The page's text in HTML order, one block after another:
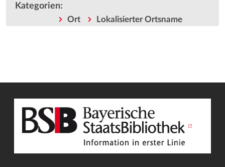
Kategorien:
Ort Lokalisierter Ortsname